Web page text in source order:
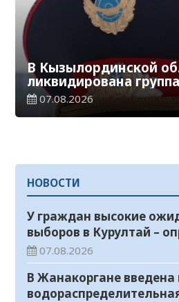
В Кызылординской
ликвидирована
добытчиков золота
07.08.2026
НОВОСТИ
У граждан высокие
выборов в Курултай –
общественного мнения
07.08.2026
В Жанакоргане